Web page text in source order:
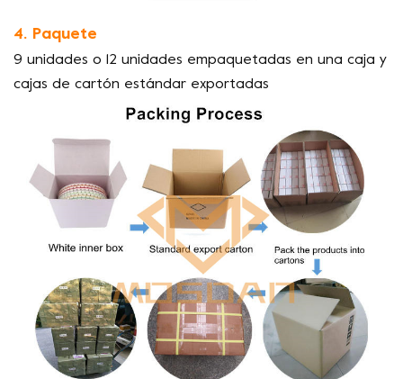
4. Paquete
9 unidades o 12 unidades empaquetadas en una caja y
cajas de cartón estándar exportadas